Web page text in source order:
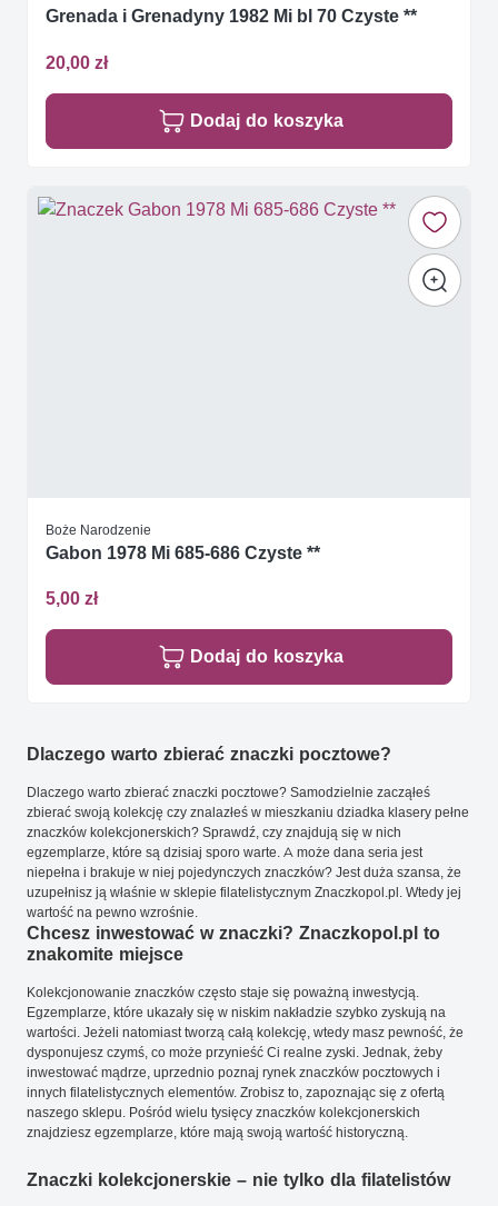
Grenada i Grenadyny 1982 Mi bl 70 Czyste **
20,00 zł
Dodaj do koszyka
Boże Narodzenie
Gabon 1978 Mi 685-686 Czyste **
5,00 zł
Dodaj do koszyka
Dlaczego warto zbierać znaczki pocztowe?
Dlaczego warto zbierać znaczki pocztowe? Samodzielnie zacząłeś
zbierać swoją kolekcję czy znalazłeś w mieszkaniu dziadka klasery pełne
znaczków kolekcjonerskich? Sprawdź, czy znajdują się w nich
egzemplarze, które są dzisiaj sporo warte. A może dana seria jest
niepełna i brakuje w niej pojedynczych znaczków? Jest duża szansa, że
uzupełnisz ją właśnie w sklepie filatelistycznym Znaczkopol.pl. Wtedy jej
wartość na pewno wzrośnie.
Chcesz inwestować w znaczki? Znaczkopol.pl to
znakomite miejsce
Kolekcjonowanie znaczków często staje się poważną inwestycją.
Egzemplarze, które ukazały się w niskim nakładzie szybko zyskują na
wartości. Jeżeli natomiast tworzą całą kolekcję, wtedy masz pewność, że
dysponujesz czymś, co może przynieść Ci realne zyski. Jednak, żeby
inwestować mądrze, uprzednio poznaj rynek znaczków pocztowych i
innych filatelistycznych elementów. Zrobisz to, zapoznając się z ofertą
naszego sklepu. Pośród wielu tysięcy znaczków kolekcjonerskich
znajdziesz egzemplarze, które mają swoją wartość historyczną.
Znaczki kolekcjonerskie – nie tylko dla filatelistów